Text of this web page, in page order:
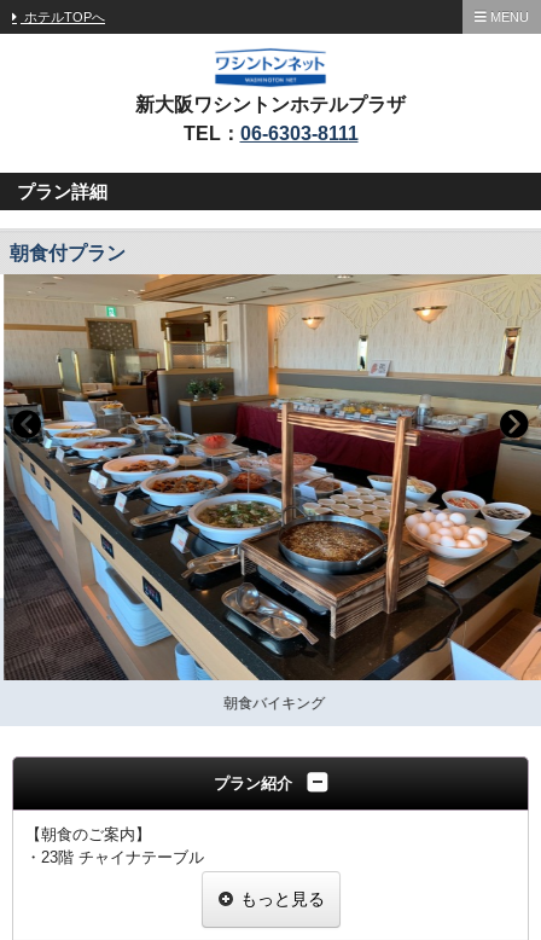
ホテルTOPへ MENU
新大阪ワシントンホテルプラザ
TEL： 06-6303-8111
プラン詳細
朝食付プラン
朝食バイキング
プラン紹介
【朝食のご案内】
・23階 チャイナテーブル
「定食スタイル」での提供となる場合がございます。
もっと見る